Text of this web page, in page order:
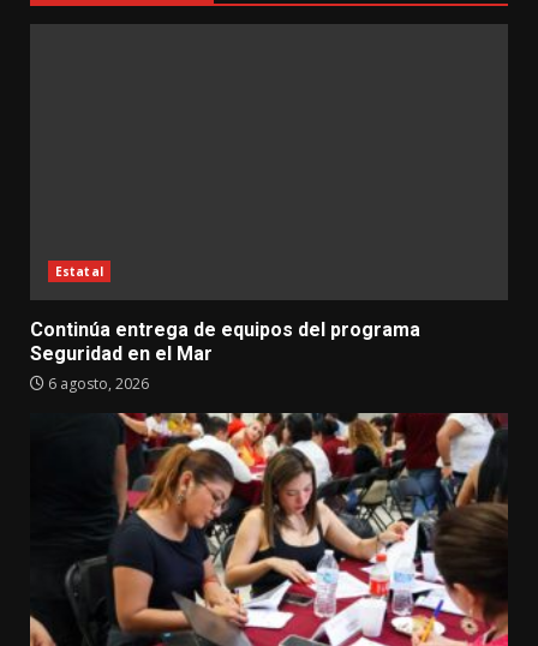
Estatal
Continúa entrega de equipos del programa
Seguridad en el Mar
6 agosto, 2026